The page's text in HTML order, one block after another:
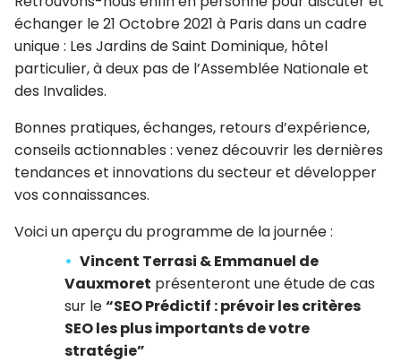
échanger le 21 Octobre 2021 à Paris dans un cadre
unique : Les Jardins de Saint Dominique, hôtel
particulier, à deux pas de l’Assemblée Nationale et
des Invalides.
Bonnes pratiques, échanges, retours d’expérience,
conseils actionnables : venez découvrir les dernières
tendances et innovations du secteur et développer
vos connaissances.
Voici un aperçu du programme de la journée :
Vincent Terrasi & Emmanuel de
Vauxmoret présenteront une étude de cas
sur le“SEO Prédictif : prévoir les critères
SEO les plus importants de votre
stratégie”